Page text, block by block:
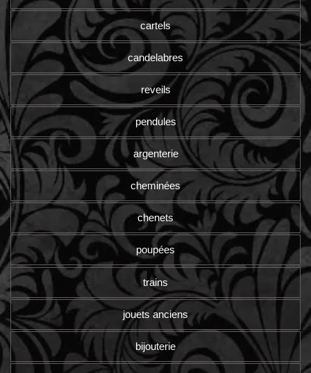
cartels
candelabres
reveils
pendules
argenterie
cheminées
chenets
poupées
trains
jouets anciens
bijouterie